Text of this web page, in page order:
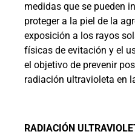
medidas que se pueden
proteger a la piel de la
exposición a los rayos
físicas de evitación y el
el objetivo de prevenir
radiación ultravioleta en
RADIACIÓN